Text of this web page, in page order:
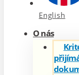
English
O nás